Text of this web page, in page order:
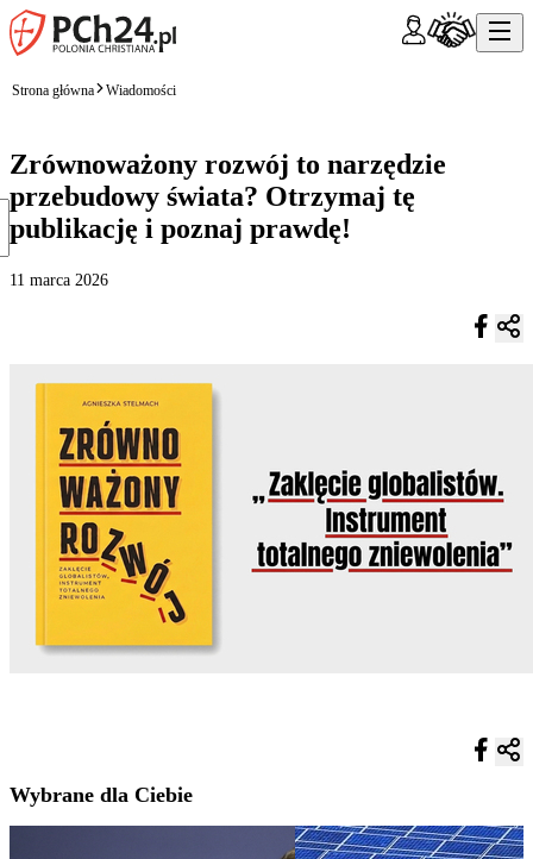
Strona główna Wiadomości
Zrównoważony rozwój to narzędzie
przebudowy świata? Otrzymaj tę
publikację i poznaj prawdę!
11 marca 2026
Wybrane dla Ciebie